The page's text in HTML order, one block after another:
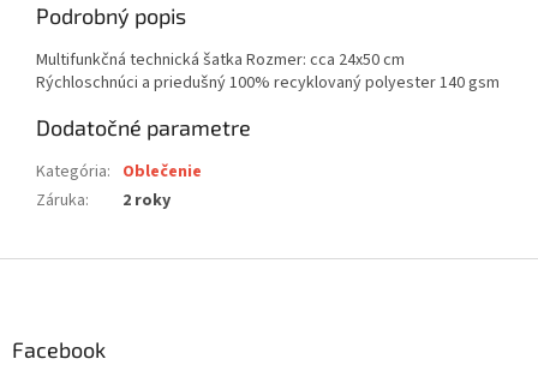
Podrobný popis
Multifunkčná technická šatka Rozmer: cca 24x50 cm
Rýchloschnúci a priedušný 100% recyklovaný polyester 140 gsm
Dodatočné parametre
Kategória: Oblečenie
Záruka: 2 roky
Facebook